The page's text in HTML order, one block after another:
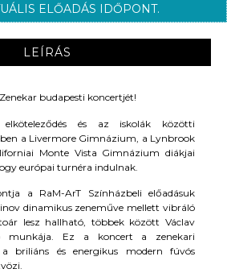
ELŐADÁS IDŐPONT.
LEÍRÁS
budapesti koncertjét!
és az iskolák közötti
a Livermore Gimnázium, a Lynbrook
Monte Vista Gimnázium diákjai
európai turnéra indulnak.
a RaM-ArT Színházbeli előadásuk
dinamikus zeneműve mellett vibráló
lesz hallható, többek között Václav
munkája. Ez a koncert a zenekari
briliáns és energikus modern fúvós